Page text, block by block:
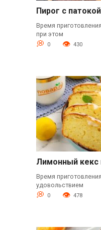
Пирог с патокой
Время
при этом
0 430
Лимонный кекс
Время
удовольствием
0 478